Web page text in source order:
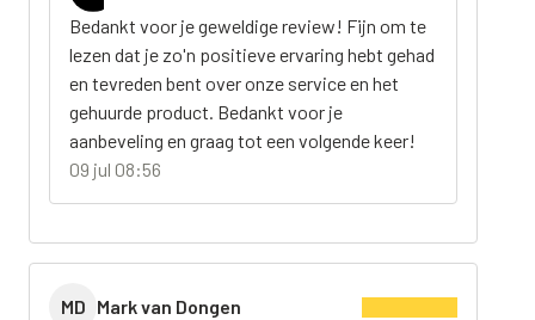
Bedankt voor je geweldige review! Fijn om te
lezen dat je zo'n positieve ervaring hebt gehad
en tevreden bent over onze service en het
gehuurde product. Bedankt voor je
aanbeveling en graag tot een volgende keer!
09 jul 08:56
MD Mark van Dongen